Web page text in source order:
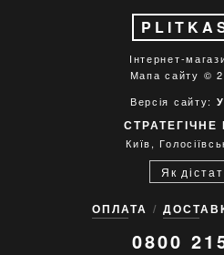
Інтернет-
Мапа сайту ©
Версія сайту:
Київ,
Як
ОПЛАТА
0800